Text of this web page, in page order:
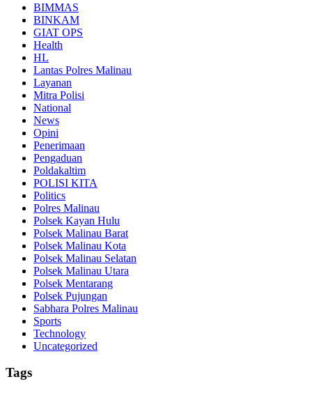
BIMMAS
BINKAM
GIAT OPS
Health
HL
Lantas Polres Malinau
Layanan
Mitra Polisi
National
News
Opini
Penerimaan
Pengaduan
Poldakaltim
POLISI KITA
Politics
Polres Malinau
Polsek Kayan Hulu
Polsek Malinau Barat
Polsek Malinau Kota
Polsek Malinau Selatan
Polsek Malinau Utara
Polsek Mentarang
Polsek Pujungan
Sabhara Polres Malinau
Sports
Technology
Uncategorized
Tags